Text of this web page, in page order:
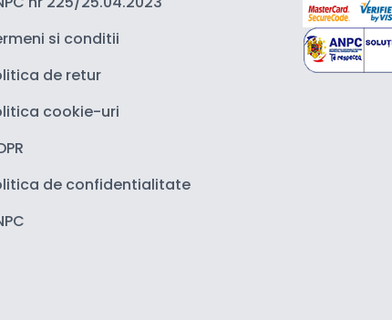
si conditii
de retur
cookie-uri
de confidentialitate